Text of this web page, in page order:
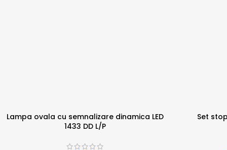
Lampa ovala cu semnalizare dinamica LED
1433 DD L/P
Set